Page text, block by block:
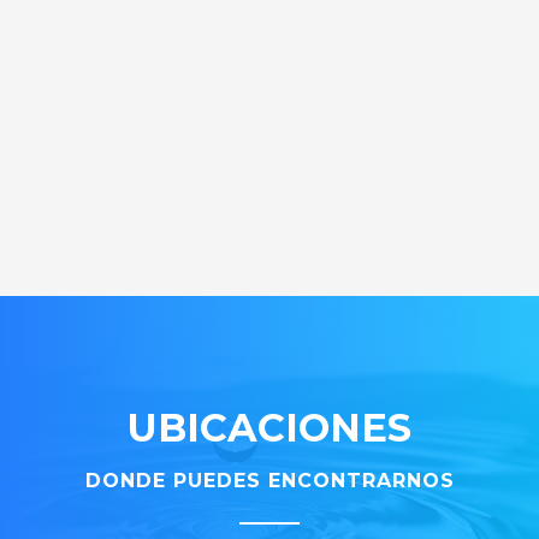
UBICACIONES
DONDE PUEDES ENCONTRARNOS